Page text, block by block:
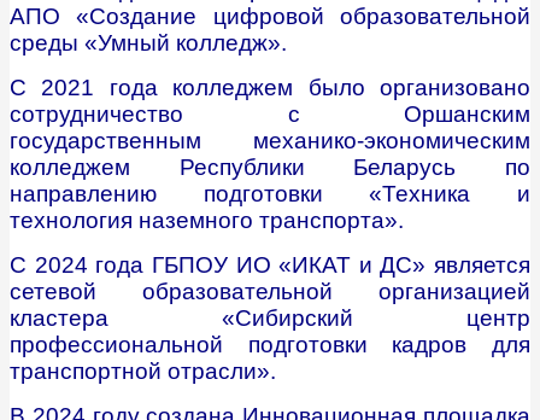
АПО «Создание цифровой образовательной
среды «Умный колледж».
С 2021 года колледжем было организовано
сотрудничество с Оршанским
государственным механико-экономическим
колледжем Республики Беларусь по
направлению подготовки «Техника и
технология наземного транспорта».
С 2024 года ГБПОУ ИО «ИКАТ и ДС» является
сетевой образовательной организацией
кластера «Сибирский центр
профессиональной подготовки кадров для
транспортной отрасли».